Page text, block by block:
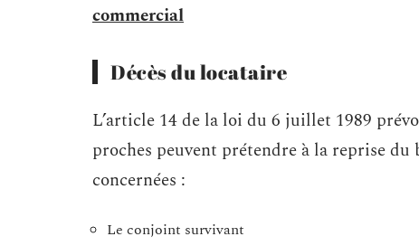
commercial
Décès du locataire
L’article 14 de la loi du 6 juillet 1989
proches peuvent prétendre à la reprise
concernées :
Le conjoint survivant